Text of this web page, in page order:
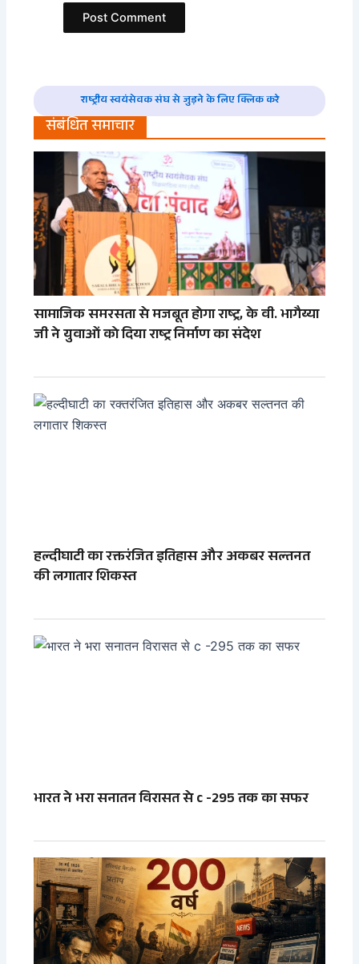
राष्ट्रीय स्वयंसेवक संघ से जुड़ने के लिए क्लिक करे
संबंधित समाचार
सामाजिक समरसता से मजबूत होगा राष्ट्र, के वी. भागैय्या
जी ने युवाओं को दिया राष्ट्र निर्माण का संदेश
हल्दीघाटी का रक्तरंजित इतिहास और अकबर सल्तनत
की लगातार शिकस्त
भारत ने भरा सनातन विरासत से c -295 तक का सफर